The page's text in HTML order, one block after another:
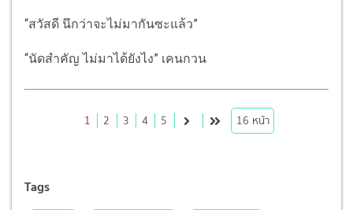
“สวัสดี นึกว่าจะไม่มากันซะแล้ว”
“นัดสำคัญ ไม่มาได้ยังไง” เคนกวน
1 2 3 4 5 16 หน้า
Tags